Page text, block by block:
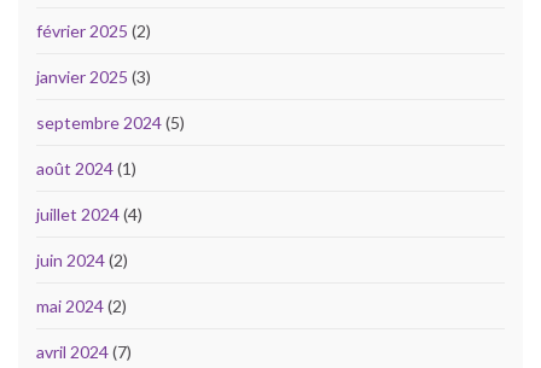
février 2025 (2)
janvier 2025 (3)
septembre 2024(5)
août 2024(1)
juillet 2024(4)
juin 2024(2)
mai 2024(2)
avril 2024(7)